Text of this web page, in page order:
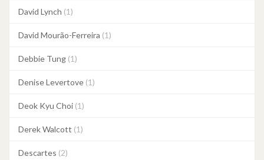
David Lynch (1)
David Mourão-Ferreira (1)
Debbie Tung (1)
Denise Levertove (1)
Deok Kyu Choi (1)
Derek Walcott (1)
Descartes (2)